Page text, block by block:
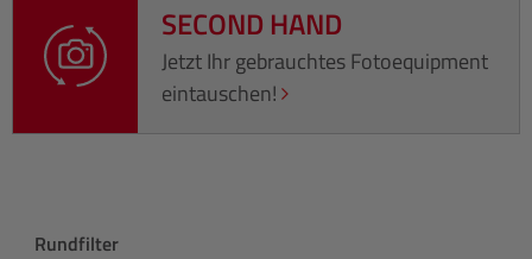
SECOND HAND
Jetzt Ihr gebrauchtes Fotoequipment
eintauschen!
Produktgalerie überspringen
Rundfilter